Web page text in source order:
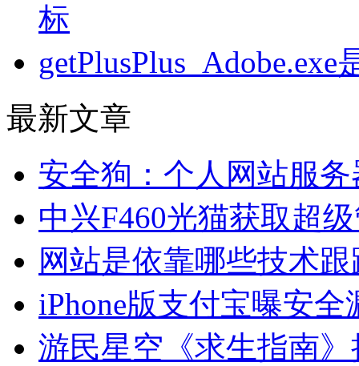
标
最新文章
安全狗：个人网站服
中兴F460光猫获取超
网站是依靠哪些技术
iPhone版支付宝曝安
游民星空《求生指南